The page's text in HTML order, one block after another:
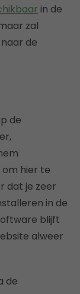
in de
zal
de
de
hier te
dat je zeer
in de
blijft
alweer
de